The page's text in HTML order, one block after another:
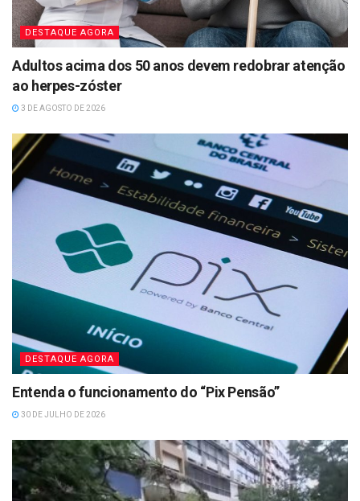
DESTAQUE AGORA
Adultos acima dos 50 anos devem redobrar atenção
ao herpes-zóster
3 DE AGOSTO DE 2026
DESTAQUE AGORA
Entenda o funcionamento do “Pix Pensão”
30 DE JULHO DE 2026